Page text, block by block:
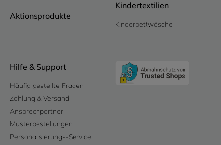
Aktionsprodukte
Kindertextilien
Kinderbettwäsche
Hilfe & Support
Häufig gestellte Fragen
Zahlung & Versand
Ansprechpartner
Musterbestellungen
Personalisierungs-Service